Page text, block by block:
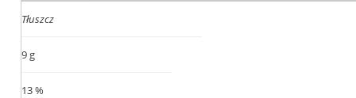
Tłuszcz
9 g
13 %